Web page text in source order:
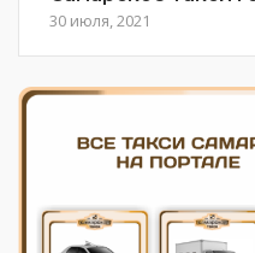
30 июля, 2021